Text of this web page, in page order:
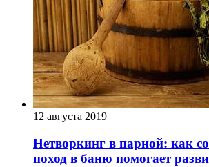
12 августа 2019
Нетворкинг в парной: как
поход в баню помогает